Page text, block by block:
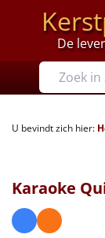
De
Prijzen
Tot €25
€25 tot €35
€40 tot €45
U bevindt zich hier:
Karaoke